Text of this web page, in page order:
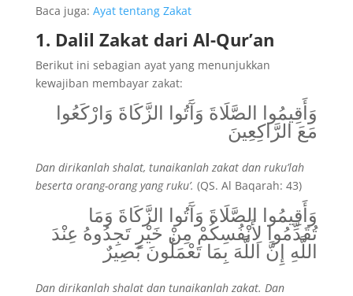
Baca juga: Ayat tentang Zakat
1. Dalil Zakat dari Al-Qur’an
Berikut ini sebagian ayat yang menunjukkan
kewajiban membayar zakat:
وَأَقِيمُوا الصَّلَاةَ وَآَتُوا الزَّكَاةَ وَارْكَعُوا
مَعَ الرَّاكِعِينَ
Dan dirikanlah shalat, tunaikanlah zakat dan ruku’lah
beserta orang-orang yang ruku’. (QS. Al Baqarah: 43)
وَأَقِيمُوا الصَّلَاةَ وَآَتُوا الزَّكَاةَ وَمَا
تُقَدِّمُوا لِأَنْفُسِكُمْ مِنْ خَيْرٍ تَجِدُوهُ عِنْدَ
اللَّهِ إِنَّ اللَّهَ بِمَا تَعْمَلُونَ بَصِيرٌ
Dan dirikanlah shalat dan tunaikanlah zakat. Dan